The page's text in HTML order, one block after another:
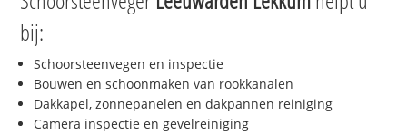
bij:
Schoorsteenvegen en inspectie
Bouwen en schoonmaken van rookkanalen
Dakkapel, zonnepanelen en dakpannen reiniging
Camera inspectie en gevelreiniging